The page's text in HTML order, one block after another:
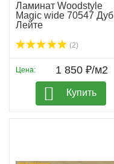
Ламинат Woodstyle
Magic wide 70547 Дуб
Лейте
(2)
Цена: 1 850 ₽/м2
Купить